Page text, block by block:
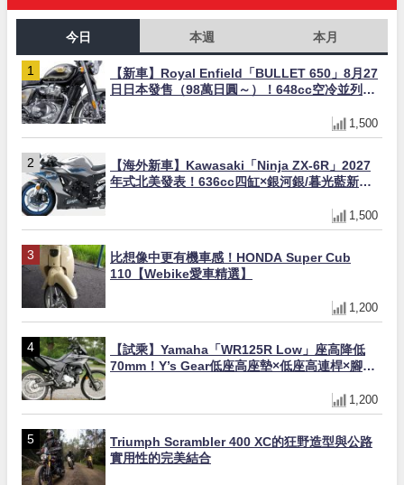
今日 本週 本月
【新車】Royal Enfield「BULLET 650」8月27
日日本發售（98萬日圓～）！648cc空冷並列雙
1,500
【海外新車】Kawasaki「Ninja ZX-6R」2027
年式北美發表！636cc四缸×銀河銀/暮光藍新色
1,500
比想像中更有機車感！HONDA Super Cub
110【Webike愛車精選】
1,200
【試乘】Yamaha「WR125R Low」座高降低
70mm！Y’s Gear低座高座墊×低座高連桿×腳踏
1,200
Triumph Scrambler 400 XC的狂野造型與公路
實用性的完美結合